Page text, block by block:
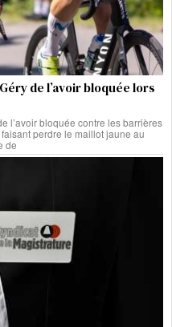
de l’avoir bloquée lors
l’avoir bloquée contre les barrières
perdre le maillot jaune au
de